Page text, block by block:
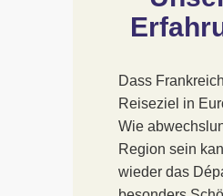
Dass
Reiseziel in
Wie
Region sein
wieder das